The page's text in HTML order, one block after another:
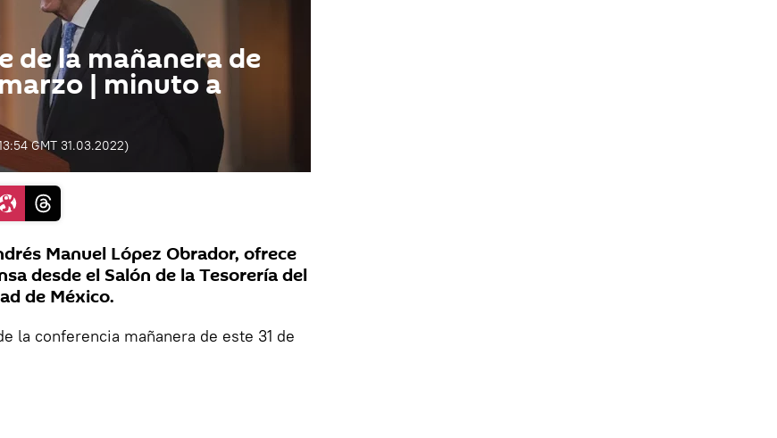
de la mañanera de
| minuto a
GMT 31.03.2022)
Manuel López Obrador, ofrece
desde el Salón de la Tesorería del
de México.
la conferencia mañanera de este 31 de